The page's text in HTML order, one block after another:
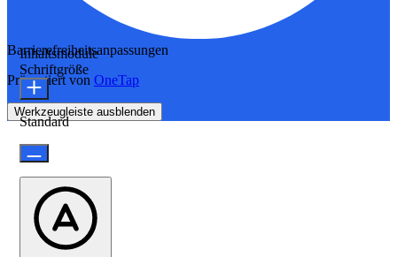
Barrierefreiheitsanpassungen
Präsentiert von OneTap
Werkzeugleiste ausblenden
Inhaltsmodule
Schriftgröße
Standard